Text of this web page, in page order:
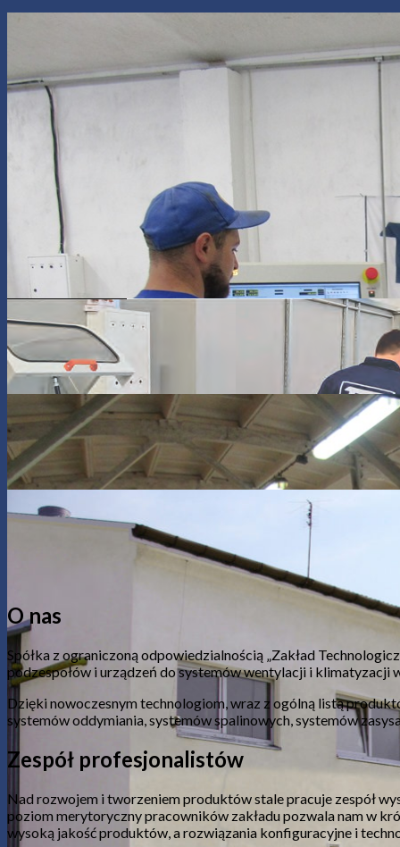
O nas
Spółka z ograniczoną odpowiedzialnością „Zakład
podzespołów i urządzeń do systemów wentylacji i klimatyzacji
Dzięki nowoczesnym technologiom, wraz z ogólną listą
systemów oddymiania, systemów spalinowych, systemów
Zespół profesjonalistów
Nad rozwojem i tworzeniem produktów stale pracuje zespół
poziom merytoryczny pracowników zakładu pozwala nam w
wysoką jakość produktów, a rozwiązania konfiguracyjne i